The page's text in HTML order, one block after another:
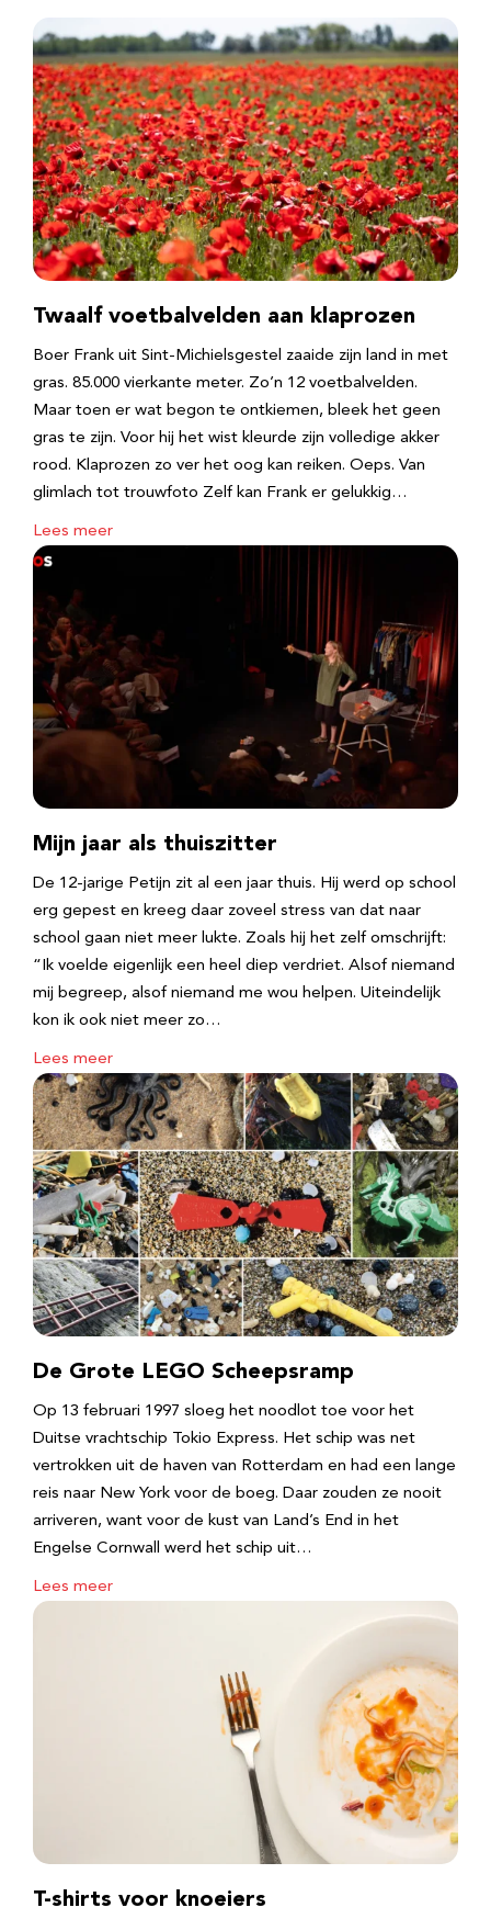
Twaalf voetbalvelden aan klaprozen
Boer Frank uit Sint-Michielsgestel zaaide zijn land in met
gras. 85.000 vierkante meter. Zo’n 12 voetbalvelden.
Maar toen er wat begon te ontkiemen, bleek het geen
gras te zijn. Voor hij het wist kleurde zijn volledige akker
rood. Klaprozen zo ver het oog kan reiken. Oeps. Van
glimlach tot trouwfoto Zelf kan Frank er gelukkig…
Lees meer
Mijn jaar als thuiszitter
De 12-jarige Petijn zit al een jaar thuis. Hij werd op school
erg gepest en kreeg daar zoveel stress van dat naar
school gaan niet meer lukte. Zoals hij het zelf omschrijft:
“Ik voelde eigenlijk een heel diep verdriet. Alsof niemand
mij begreep, alsof niemand me wou helpen. Uiteindelijk
kon ik ook niet meer zo…
Lees meer
De Grote LEGO Scheepsramp
Op 13 februari 1997 sloeg het noodlot toe voor het
Duitse vrachtschip Tokio Express. Het schip was net
vertrokken uit de haven van Rotterdam en had een lange
reis naar New York voor de boeg. Daar zouden ze nooit
arriveren, want voor de kust van Land’s End in het
Engelse Cornwall werd het schip uit…
Lees meer
T-shirts voor knoeiers